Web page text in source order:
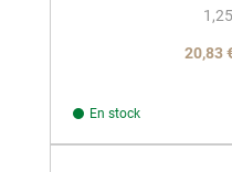
20,83
En stock